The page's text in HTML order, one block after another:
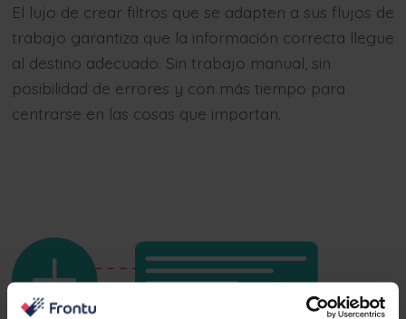
El lujo de crear filtros que se adapten a sus flujos de
trabajo garantiza que la información correcta llegue
al destino adecuado. Sin trabajo manual, sin
posibilidad de errores y con más tiempo para
centrarse en las cosas que importan.